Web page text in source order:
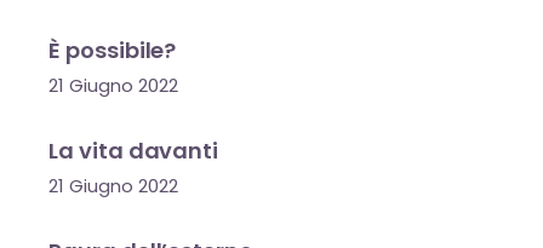
È possibile?
21 Giugno 2022
La vita davanti
21 Giugno 2022